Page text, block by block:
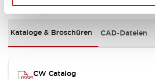
Kataloge & Broschüren CAD-Dateien
CW Catalog